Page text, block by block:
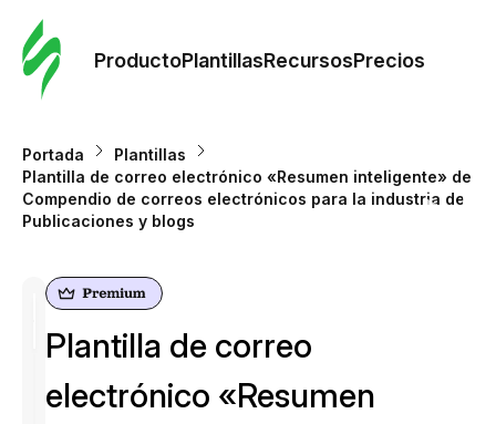
ProductoPlantillasRecursosPrecios
Portada
Plantillas
Plantilla de correo electrónico «Resumen inteligente» de
Compendio de correos electrónicos para la industria de
Publicaciones y blogs
Plantilla de correo
electrónico «Resumen